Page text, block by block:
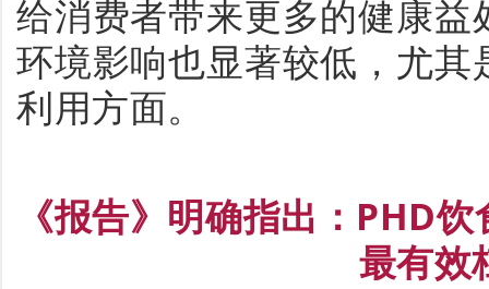
给消费者带来更多的健康益
环境影响也显著较低 ， 尤其
利用方面。
《报告》明确指出： PHD饮
最有效